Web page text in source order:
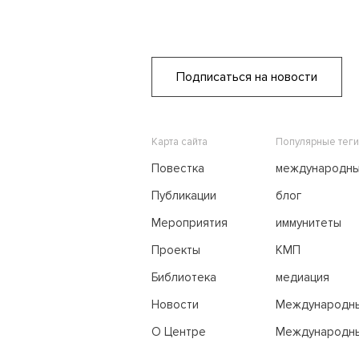
Подписаться на новости
Карта сайта
Повестка
Публикации
Мероприятия
Проекты
Библиотека
Новости
О Центре
Популярные теги
блог
иммунитеты
КМП
медиация
праву